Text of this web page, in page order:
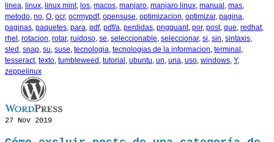
linea, linux, linux mint, los, macos, manjaro, manjaro linux, manual , mas,
metodo, no, O, ocr, ocrmypdf, opensuse, optimizacion, optimizar, pagina,
paginas, paquetes, para, pdf, pdf/a, perdidas, pngquant, por, post, que, redhat,
rhel , rotacion, rotar, ruidoso, se, seleccionable, seleccionar, si, sin, sintaxis,
sled , snap, su, suse, tecnologia, tecnologias de la informacion, terminal ,
tesseract, texto, tumbleweed , tutorial , ubuntu, un, una, uso, windows, Y,
zeppelinux
27 Nov 2019